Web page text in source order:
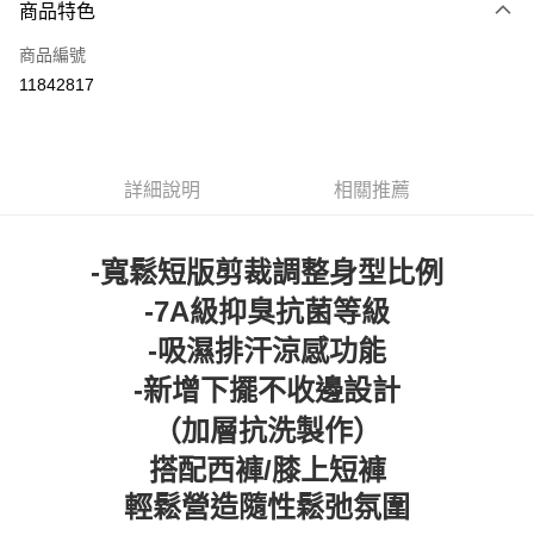
信用卡一次付款
超商取貨付款
每筆NT$60，滿NT$399(含以上)免運費
每筆NT$60，滿NT$399(含以上)免運費
商品特色
商品編號
11842817
詳細說明 相關推薦
-寬鬆短版剪裁調整身型比例
-7A級抑臭抗菌等級
-吸濕排汗涼感功能
-新增下擺不收邊設計
（加層抗洗製作）
搭配西褲/膝上短褲
輕鬆營造隨性鬆弛氛圍